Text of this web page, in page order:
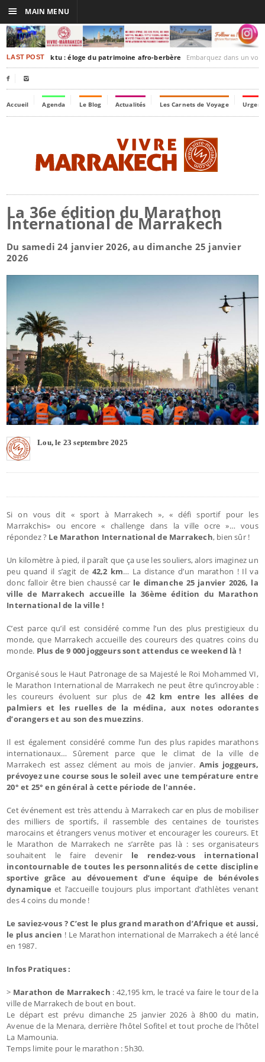
LAST POSTTimbuktu : éloge du patrimoine afro-berbère Embarquez dans un voyage culturel dans le
 
Accueil Agenda Le Blog Actualités Les Carnets de Voyage
La 36e édition du Marathon
International de Marrakech
Du samedi 24 janvier 2026, au dimanche 25 janvier
2026
Lou, le 23 septembre 2025
Si on vous dit « sport à Marrakech », « défi sportif pour les
Marrakchis» ou encore « challenge dans la ville ocre »… vous
répondez ? Le Marathon International de Marrakech, bien sûr !
Un kilomètre à pied, il paraît que ça use les souliers, alors imaginez un
peu quand il s’agit de 42,2 km… La distance d’un marathon ! Il va
donc falloir être bien chaussé car le dimanche 25 janvier 2026, la
ville de Marrakech accueille la 36ème édition du Marathon
International de la ville !
C’est parce qu’il est considéré comme l’un des plus prestigieux du
monde, que Marrakech accueille des coureurs des quatres coins du
monde. Plus de 9 000 joggeurs sont attendus ce weekend là !
Organisé sous le Haut Patronage de sa Majesté le Roi Mohammed VI,
le Marathon International de Marrakech ne peut être qu’incroyable :
les coureurs évoluent sur plus de42 km entre les allées de
palmiers et les ruelles de la médina, aux notes odorantes
d’orangers et au son des muezzins.
Il est également considéré comme l’un des plus rapides marathons
internationaux… Sûrement parce que le climat de la ville de
Marrakech est assez clément au mois de janvier.Amis joggeurs,
prévoyez une course sous le soleil avec une température entre
20° et 25° en général à cette période de l'année.
Cet événement est très attendu à Marrakech car en plus de mobiliser
des milliers de sportifs, il rassemble des centaines de touristes
marocains et étrangers venus motiver et encourager les coureurs. Et
le Marathon de Marrakech ne s’arrête pas là : ses organisateurs
souhaitent le faire devenir le rendez-vous international
incontournable de toutes les personnalités de cette discipline
sportive grâce au dévouement d’une équipe de bénévoles
dynamique et l’accueille toujours plus important d’athlètes venant
des 4 coins du monde !
Le saviez-vous ? C’est le plus grand marathon d’Afrique et aussi,
le plus ancien ! Le Marathon international de Marrakech a été lancé
en 1987.
Infos Pratiques :
> Marathon de Marrakech : 42,195 km, le tracé va faire le tour de la
ville de Marrakech de bout en bout.
Le départ est prévu dimanche 25 janvier 2026 à 8h00 du matin,
Avenue de la Menara, derrière l’hôtel Sofitel et tout proche de l’hôtel
La Mamounia.
Temps limite pour le marathon : 5h30.
☰ MAIN MENU